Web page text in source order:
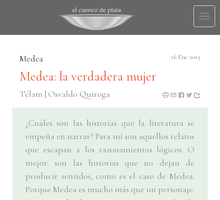
Medea 16 Ene 2015
Medea: la verdadera mujer
Télam | Osvaldo Quiroga
¿Cuáles son las historias que la literatura se
empeña en narrar? Para mí son aquellos relatos
que escapan a los razonamientos lógicos. O
mejor: son las historias que no dejan de
producir sentidos, como es el caso de Medea.
Porque Medea es mucho más que un personaje.